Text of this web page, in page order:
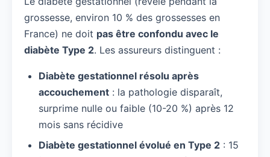
grossesse, environ 10 % des grossesses en
France) ne doit pas être confondu avec le
diabète Type 2. Les assureurs distinguent :
Diabète gestationnel résolu après
accouchement : la pathologie disparaît,
surprime nulle ou faible (10-20 %) après 12
mois sans récidive
Diabète gestationnel évolué en Type 2 : 15